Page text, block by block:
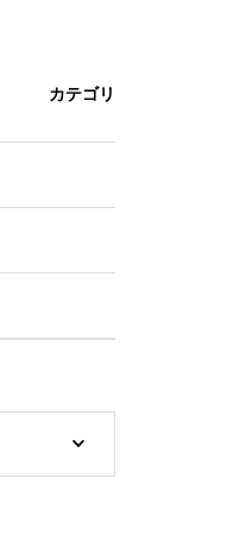
カテゴリ